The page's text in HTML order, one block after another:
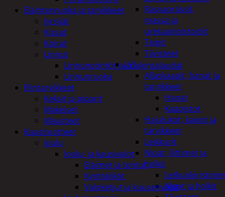
Rasvaprässit,
massa ja
uretaanipistoolit
Teipit
Tiivisteet
LVI
Allaskaapit, hanat ja
tarvikkeet
Hanat
Kaapistot
Hajulukot, kaivot ja
tarvikkeet
Leikkurit
Nipat, liittimet ja
holkit
Nipat ja holkit
Eläintenruoka ja tarvikkeet
Jyrsijät
Kissat
Koirat
Linnut
Linnunpöntöt ja ruokintalaudat
Linnunruoka
Elintarvikkeet
Keksit ja piparit
Makeiset
Mausteet
Kausituotteet
Joulu
Joulu- ja kausivalot
Eläimet ja tontut
Kyntteliköt
Valoketjut ja kuusenvalot